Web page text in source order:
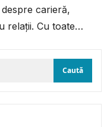
carieră,
relații. Cu toate